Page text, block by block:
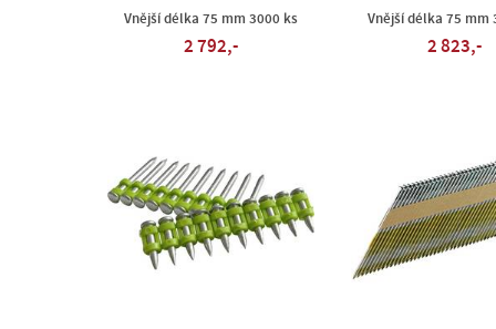
Vnější délka 75 mm 3000 ks
2 792,-
Vnější délka 75 mm
2 823,-